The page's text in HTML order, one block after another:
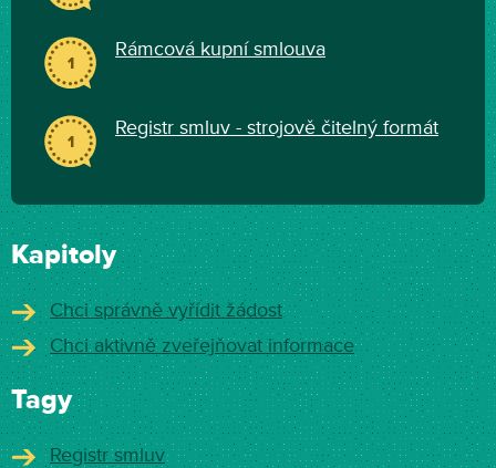
1
Rámcová kupní smlouva
1
Registr smluv - strojově čitelný formát
Kapitoly
Chci správně vyřídit žádost
Chci aktivně zveřejňovat informace
Tagy
Registr smluv